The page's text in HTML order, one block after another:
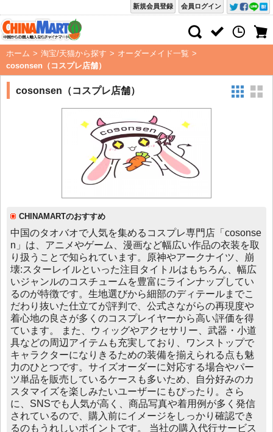
会員ログイン
新規会員登録
ホーム > 淘宝/天猫から探す > オーダーメイド一覧 >
cosonsen（コスプレ店舗）
cosonsen（コスプレ店舗）
CHINAMARTのおすすめ
中国のタオバオで人気を集めるコスプレ専門店「cosonse
n」は、アニメやゲーム、漫画など幅広い作品の衣装を取
り扱うことで知られています。原神やアークナイツ、崩
壊:スターレイルといった注目タイトルはもちろん、幅広
いジャンルのコスチュームを豊富にラインナップしてい
るのが特徴です。生地選びから細部のディテールまでこ
だわり抜いた仕立てが評判で、公式さながらの再現度や
着心地の良さが多くのコスプレイヤーから高い評価を得
ています。 また、ウィッグやアクセサリー、武器・小道
具などの周辺アイテムも充実しており、ワンストップで
キャラクターになりきるための装備を揃えられる点も魅
力のひとつです。サイズオーダーに対応する場合やパー
ツ単品を販売しているケースも多いため、自分好みのカ
スタマイズを楽しみたいユーザーにもぴったり。さら
に、SNSでも人気が高く、商品写真や着用例が多く発信
されているので、購入前にイメージをしっかり確認でき
るのもうれしいポイントです。 当社の購入代行サービス